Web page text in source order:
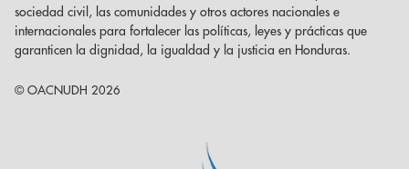
sociedad civil, las comunidades y otros actores nacionales e
internacionales para fortalecer las políticas, leyes y prácticas que
garanticen la dignidad, la igualdad y la justicia en Honduras.
© OACNUDH 2026